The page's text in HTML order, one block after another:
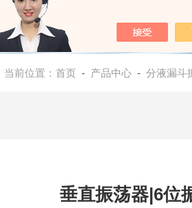
当前位置： 首页 - 产品中心- 分液漏斗
垂直振荡器|6位